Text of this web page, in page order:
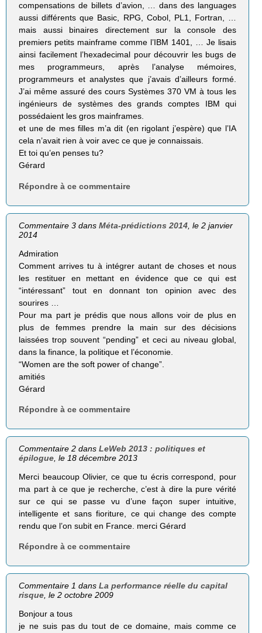
compensations de billets d’avion, … dans des languages
aussi différents que Basic, RPG, Cobol, PL1, Fortran, …
mais aussi binaires directement sur la console des
premiers petits mainframe comme l’IBM 1401, … Je lisais
ainsi facilement l’hexadecimal pour découvrir les bugs de
mes programmeurs, après l’analyse mémoires,
programmeurs et analystes que j’avais d’ailleurs formé.
J’ai même assuré des cours Systèmes 370 VM à tous les
ingénieurs de systèmes des grands comptes IBM qui
possédaient les gros mainframes.
et une de mes filles m’a dit (en rigolant j’espère) que l’IA
cela n’avait rien à voir avec ce que je connaissais.
Et toi qu’en penses tu?
Gérard
Répondre à ce commentaire
Commentaire 3 dansMéta-prédictions 2014 , le 2 janvier
2014
Admiration
Comment arrives tu à intégrer autant de choses et nous
les restituer en mettant en évidence que ce qui est
“intéressant” tout en donnant ton opinion avec des
sourires …
Pour ma part je prédis que nous allons voir de plus en
plus de femmes prendre la main sur des décisions
laissées trop souvent “pending” et ceci au niveau global,
dans la finance, la politique et l’économie.
“Women are the soft power of change”.
amitiés
Gérard
Répondre à ce commentaire
Commentaire 2 dansLeWeb 2013 : politiques et
épilogue , le 18 décembre 2013
Merci beaucoup Olivier, ce que tu écris correspond, pour
ma part à ce que je recherche, c’est à dire la pure vérité
sur ce qui se passe vu d’une façon super intuitive,
intelligente et sans fioriture, ce qui change des compte
rendu que l’on subit en France. merci Gérard
Répondre à ce commentaire
Commentaire 1 dansLa performance réelle du capital
risque , le 2 octobre 2009
Bonjour a tous
je ne suis pas du tout de ce domaine, mais comme ce